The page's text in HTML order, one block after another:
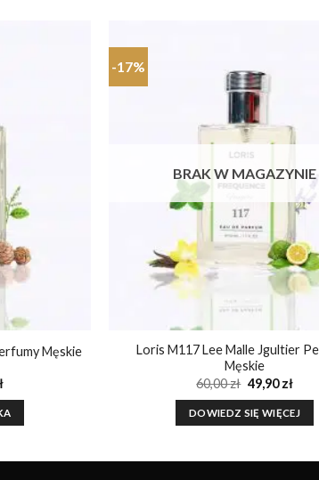
Męskie
Aktualna
wynosi:
49,90 zł.
-17%
BRAK W MAGAZYNIE
Loris M117 Lee Malle Jgultier
Męskie
60,00zł Pierwotna
cena
wynosiła:
60,00 zł.
49,90zł
49,90
DOWIEDZ SIĘ WIĘCEJ